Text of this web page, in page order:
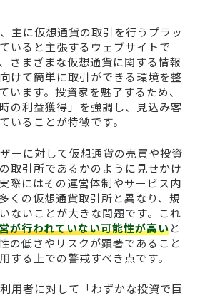
主に仮想通貨の取引を行うプラッ
いると主張するウェブサイトで
さまざまな仮想通貨に関する情報
けて簡単に取引ができる環境を整
います。投資家を魅了するため、
の利益獲得」を強調し、見込み客
いることが特徴です。
ーに対して仮想通貨の売買や投資
取引所であるかのように見せかけ
際にはその運営体制やサービス内
くの仮想通貨取引所と異なり、規
ないことが大きな問題です。これ
が行われていない可能性が高いと
の低さやリスクが顕著であること
する上での警戒すべき点です。
用者に対して「わずかな投資で巨